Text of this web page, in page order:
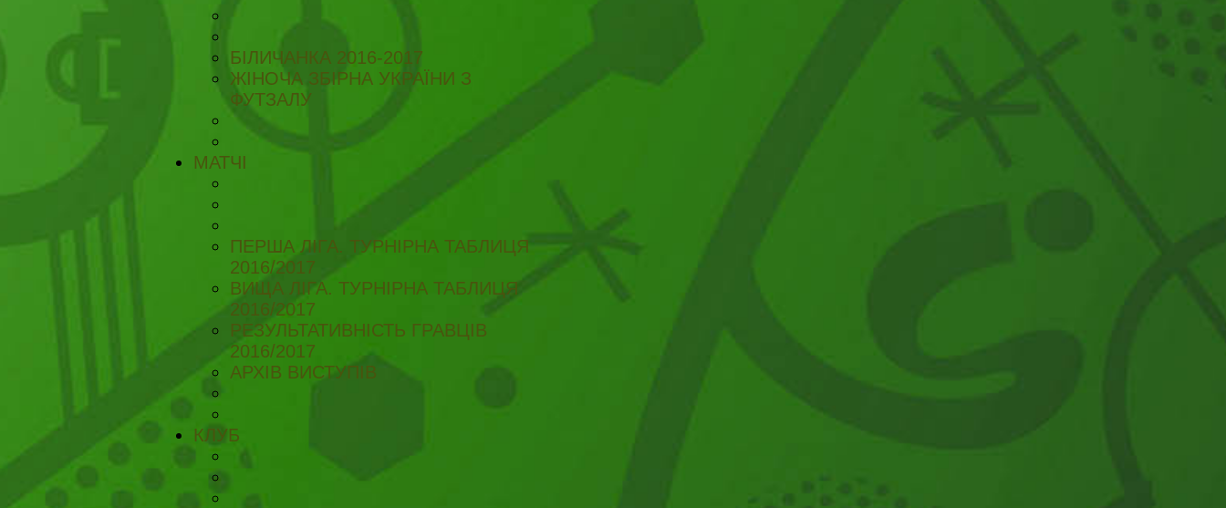
БІЛИЧАНКА 2016-2017
ЖІНОЧА ЗБІРНА УКРАЇНИ З
ФУТЗАЛУ
МАТЧІ
ПЕРША ЛІГА. ТУРНІРНА ТАБЛИЦЯ
2016/2017
ВИЩА ЛІГА. ТУРНІРНА ТАБЛИЦЯ
2016/2017
РЕЗУЛЬТАТИВНІСТЬ ГРАВЦІВ
2016/2017
АРХІВ ВИСТУПІВ
КЛУБ